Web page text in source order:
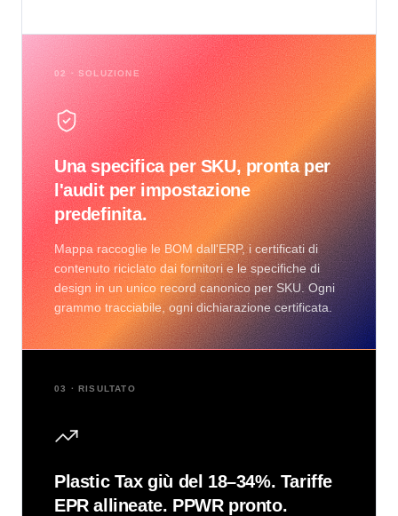
02 · SOLUZIONE
Una specifica per SKU, pronta per
l'audit per impostazione
predefinita.
Mappa raccoglie le BOM dall'ERP, i certificati di
contenuto riciclato dai fornitori e le specifiche di
design in un unico record canonico per SKU. Ogni
grammo tracciabile, ogni dichiarazione certificata.
03 · RISULTATO
Plastic Tax giù del 18–34%. Tariffe
EPR allineate. PPWR pronto.